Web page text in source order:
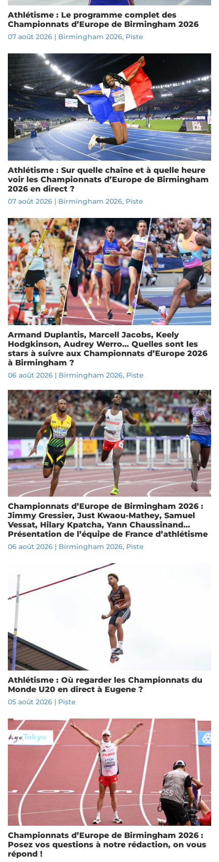
Athlétisme : Le programme complet des
Championnats d’Europe de Birmingham 2026
07 août 2026| Birmingham 2026, Piste
Athlétisme : Sur quelle chaîne et à quelle heure
voir les Championnats d’Europe de Birmingham
2026 en direct ?
07 août 2026| Birmingham 2026, Piste
Armand Duplantis, Marcell Jacobs, Keely
Hodgkinson, Audrey Werro… Quelles sont les
stars à suivre aux Championnats d’Europe 2026
à Birmingham ?
06 août 2026| Birmingham 2026, Piste
Championnats d’Europe de Birmingham 2026 :
Jimmy Gressier, Just Kwaou-Mathey, Samuel
Vessat, Hilary Kpatcha, Yann Chaussinand…
Présentation de l’équipe de France d’athlétisme
06 août 2026| Birmingham 2026, Piste
Athlétisme : Où regarder les Championnats du
Monde U20 en direct à Eugene ?
05 août 2026| Piste
Championnats d’Europe de Birmingham 2026 :
Posez vos questions à notre rédaction, on vous
répond !